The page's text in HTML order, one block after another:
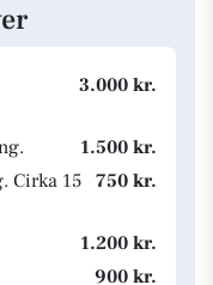
3.000 kr.
1.500 kr.
Cirka 15
750 kr.
1.200 kr.
900 kr.